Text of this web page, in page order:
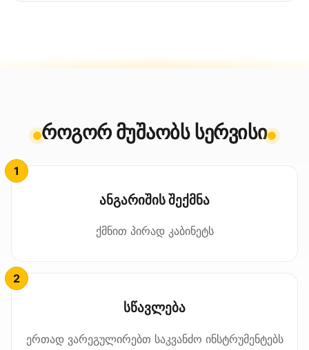
როგორ მუშაობს სერვისი
ანგარიშის შექმნა
ქმნით პირად კაბინეტს
სწავლება
ერთად ვარეგულირებთ საკვანძო ინსტრუმენტებს